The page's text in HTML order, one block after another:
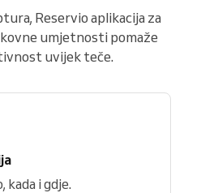
Reservio aplikacija za
umjetnosti pomaže
uvijek teče.
kada i gdje.